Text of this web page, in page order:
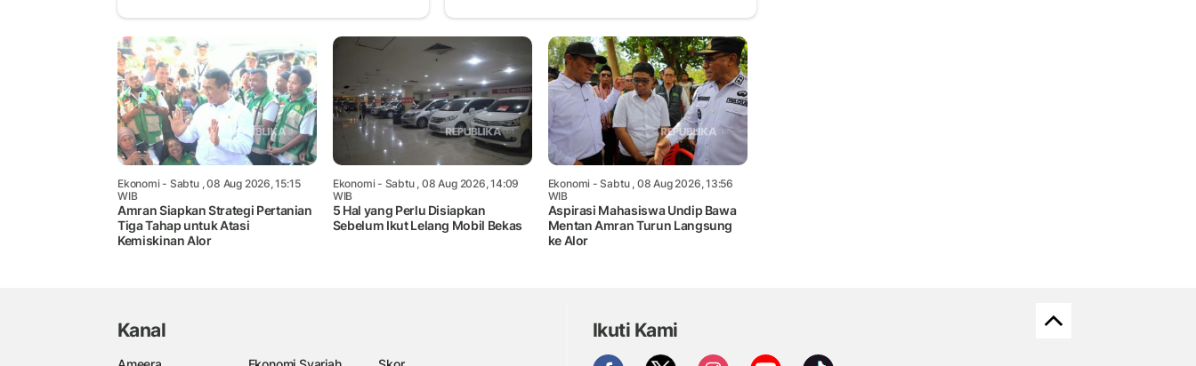
Ekonomi- Sabtu , 08 Aug 2026, 15:15
WIB
Amran Siapkan Strategi Pertanian
Tiga Tahap untuk Atasi
Kemiskinan Alor
Ekonomi- Sabtu , 08 Aug 2026, 14:09
WIB
5 Hal yang Perlu Disiapkan
Sebelum Ikut Lelang Mobil Bekas
Ekonomi - Sabtu , 08 Aug 2026, 13:56
WIB
Aspirasi Mahasiswa Undip Bawa
Mentan Amran Turun Langsung
ke Alor
Kanal Ikuti Kami